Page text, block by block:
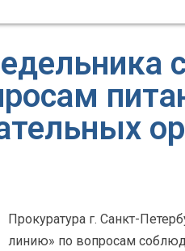
Прокуратура г. Санкт-
линию» по вопросам